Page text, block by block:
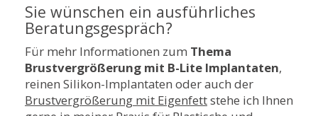
Sie wünschen ein ausführliches
Beratungsgespräch?
Für mehr Informationen zum Thema
Brustvergrößerung mit B-Lite Implantaten,
reinen Silikon-Implantaten oder auch der
Brustvergrößerung mit Eigenfettstehe ich Ihnen